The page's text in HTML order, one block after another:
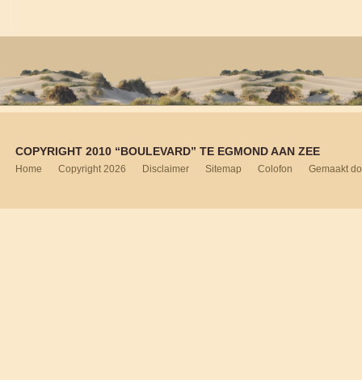
COPYRIGHT 2010 “BOULEVARD” TE EGMOND AAN ZEE
Home Copyright 2026 Disclaimer Sitemap Colofon Gemaakt